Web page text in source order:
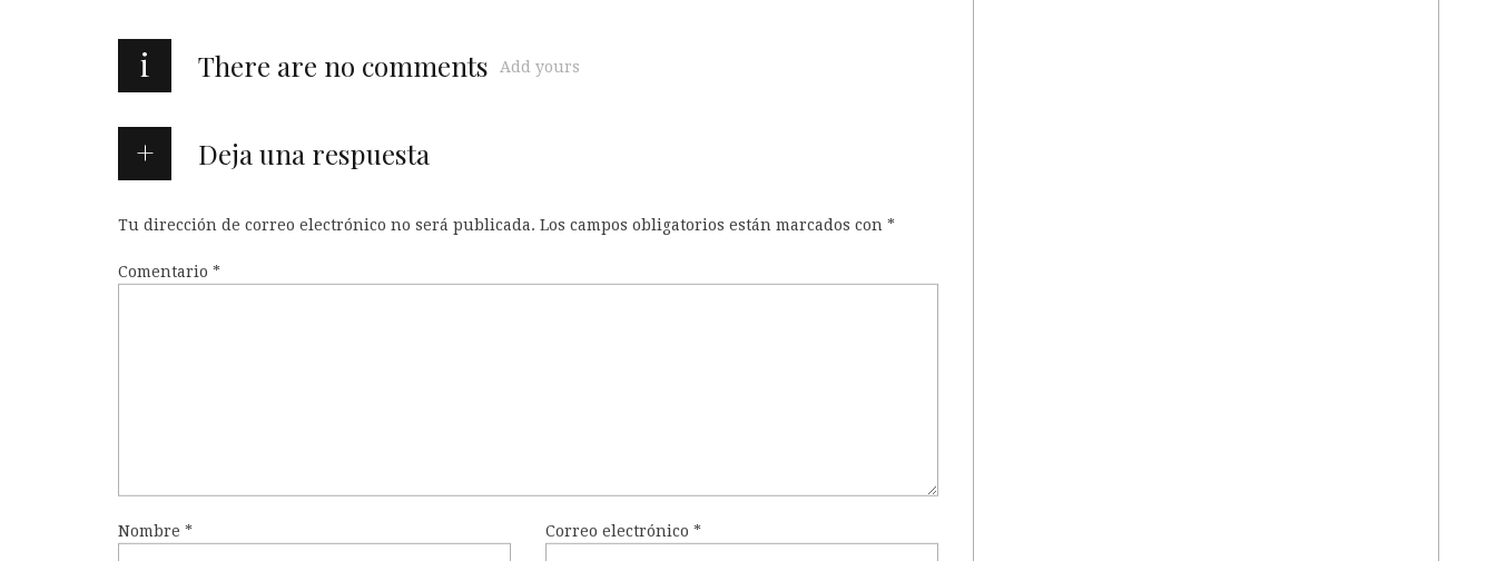
i There are no comments Add yours
Deja una respuesta
Tu dirección de correo electrónico no será publicada. Los campos obligatorios están marcados con *
Comentario *
Nombre * Correo electrónico*